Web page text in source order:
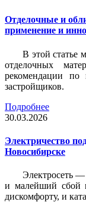
Отделочные и
применение и
В этой статье
отделочных
рекомендации по
застройщиков.
Подробнее
30.03.2026
Электричество
Новосибирске
Электросеть —
и малейший сбой
дискомфорту, и